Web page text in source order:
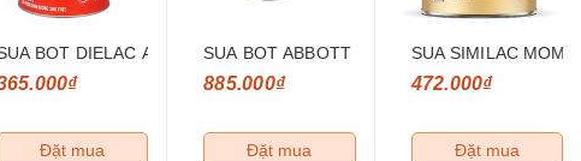
BOT DIELAC ALPHA GOLD IQ 2 HT 800GR
Đặt mua
SUA BOT ABBOTT ENSURE GOLD HUONG
885.000₫
Đặt mua
SUA SIMILAC MOM
472.000₫
Đặt mua